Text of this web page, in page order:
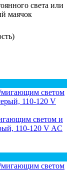
света или
маячок
светом и
110-120 V AC